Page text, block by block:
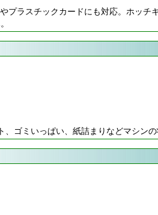
プラスチックカードにも対応。ホッ
、ゴミいっぱい、紙詰まりなどマシン